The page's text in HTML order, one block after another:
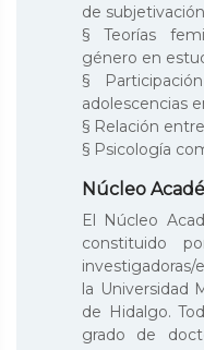
de subjetivación
§ Teorías
género en
§
adolescencias
§ Relación
§ Psicología
Núcleo
El Núcleo
constituido
la Universidad
de Hidalgo.
grado de